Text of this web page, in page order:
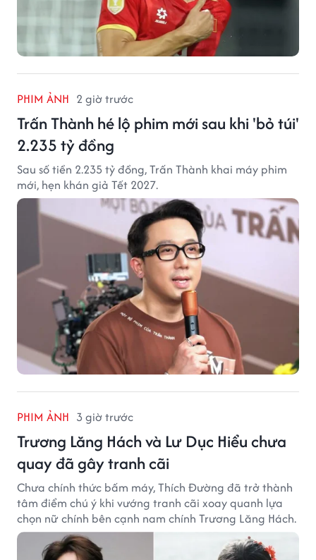
PHIM ẢNH 2 giờ trước
Trấn Thành hé lộ phim mới sau khi 'bỏ túi'
2.235 tỷ đồng
Sau số tiền 2.235 tỷ đồng, Trấn Thành khai máy phim
mới, hẹn khán giả Tết 2027.
PHIM ẢNH 3 giờ trước
Trương Lăng Hách và Lư Dục Hiểu chưa
quay đã gây tranh cãi
Chưa chính thức bấm máy, Thích Đường đã trở thành
tâm điểm chú ý khi vướng tranh cãi xoay quanh lựa
chọn nữ chính bên cạnh nam chính Trương Lăng Hách.